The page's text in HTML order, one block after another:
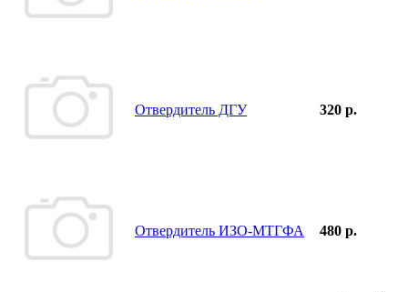
Отвердитель ДГУ 320 р.
Отвердитель ИЗО-МТГФА 480 р.